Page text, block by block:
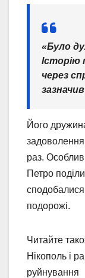
«Було
через
Його
раз.
Петро
подорожі.
Читайте
Нікополь і
руйнування